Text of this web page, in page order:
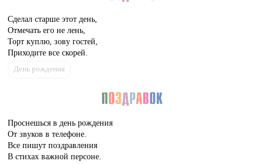
Сделал старше этот день,
Отмечать его не лень,
Торт куплю, зову гостей,
Приходите все скорей.
День рождения
Проснешься в день рождения
От звуков в телефоне.
Все пишут поздравления
В стихах важной персоне.